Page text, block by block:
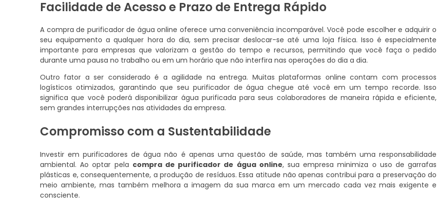
Facilidade de Acesso e Prazo de Entrega Rápido
A compra de purificador de água online oferece uma conveniência incomparável. Você pode escolher e adquirir o
seu equipamento a qualquer hora do dia, sem precisar deslocar-se até uma loja física. Isso é especialmente
importante para empresas que valorizam a gestão do tempo e recursos, permitindo que você faça o pedido
durante uma pausa no trabalho ou em um horário que não interfira nas operações do dia a dia.
Outro fator a ser considerado é a agilidade na entrega. Muitas plataformas online contam com processos
logísticos otimizados, garantindo que seu purificador de água chegue até você em um tempo recorde. Isso
significa que você poderá disponibilizar água purificada para seus colaboradores de maneira rápida e eficiente,
sem grandes interrupções nas atividades da empresa.
Compromisso com a Sustentabilidade
Investir em purificadores de água não é apenas uma questão de saúde, mas também uma responsabilidade
ambiental. Ao optar pela compra de purificador de água online, sua empresa minimiza o uso de garrafas
plásticas e, consequentemente, a produção de resíduos. Essa atitude não apenas contribui para a preservação do
meio ambiente, mas também melhora a imagem da sua marca em um mercado cada vez mais exigente e
consciente.